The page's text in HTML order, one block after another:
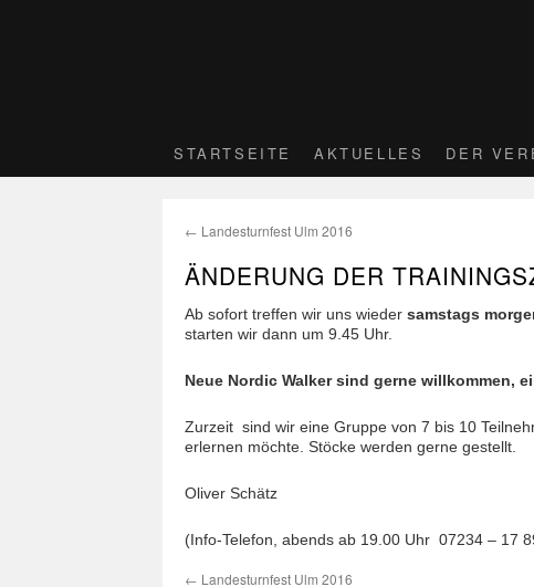
STARTSEITE AKTUELLES DER
← Landesturnfest Ulm 2016
ÄNDERUNG DER
Ab sofort treffen wir uns wieder samstags
starten wir dann um 9.45 Uhr.
Neue Nordic Walker sind gerne willkommen,
Zurzeit sind wir eine Gruppe von 7 bis 10
erlernen möchte. Stöcke werden gerne gestellt.
Oliver Schätz
(Info-Telefon, abends ab 19.00 Uhr 07234 – 17
← Landesturnfest Ulm 2016